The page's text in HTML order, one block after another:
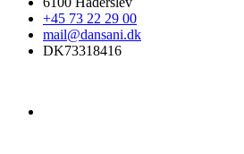
+45 73 22 29 00
mail@dansani.dk
DK73318416